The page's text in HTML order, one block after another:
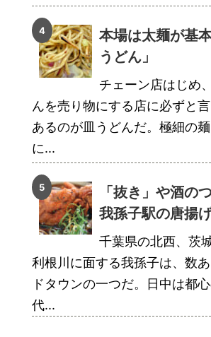
本場は太麺が基
うどん」
チェーン店はじめ
んを売り物にする店に必ずと
あるのが皿うどんだ。極細の
に...
「抜き」や酒の
我孫子駅の唐揚
千葉県の北西、茨
利根川に面する我孫子は、数
ドタウンの一つだ。日中は都
代...